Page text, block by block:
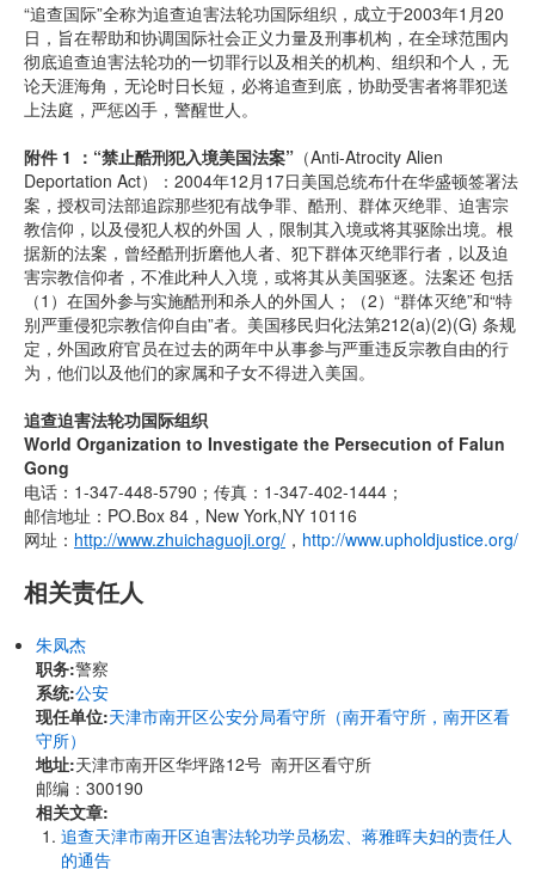
“追查国际”全称为追查迫害法轮功国际组织，成立于2003年1月20
日，旨在帮助和协调国际社会正义力量及刑事机构，在全球范围内
彻底追查迫害法轮功的一切罪行以及相关的机构、组织和个人，无
论天涯海角，无论时日长短，必将追查到底，协助受害者将罪犯送
上法庭，严惩凶手，警醒世人。
附件 1 ：“禁止酷刑犯入境美国法案” （Anti-Atrocity Alien
Deportation Act）：2004年12月17日美国总统布什在华盛顿签署法
案，授权司法部追踪那些犯有战争罪、酷刑、群体灭绝罪、迫害宗
教信仰，以及侵犯人权的外国 人，限制其入境或将其驱除出境。根
据新的法案，曾经酷刑折磨他人者、犯下群体灭绝罪行者，以及迫
害宗教信仰者，不准此种人入境，或将其从美国驱逐。法案还 包括
（1）在国外参与实施酷刑和杀人的外国人；（2）“群体灭绝”和“特
别严重侵犯宗教信仰自由”者。美国移民归化法第212(a)(2)(G) 条规
定，外国政府官员在过去的两年中从事参与严重违反宗教自由的行
为，他们以及他们的家属和子女不得进入美国。
追查迫害法轮功国际组织
World Organization to Investigate the Persecution of Falun
Gong
电话：1-347-448-5790；传真：1-347-402-1444；
邮信地址：PO.Box 84，New York,NY 10116
网址： http://www.zhuichaguoji.org/ ， http://www.upholdjustice.org/
相关责任人
朱凤杰
职务:警察
系统:公安
现任单位:天津市南开区公安分局看守所（南开看守所，南开区看
守所）
地址:天津市南开区华坪路12号 南开区看守所
邮编：300190
相关文章:
追查天津市南开区迫害法轮功学员杨宏、蒋雅晖夫妇的责任人
的通告